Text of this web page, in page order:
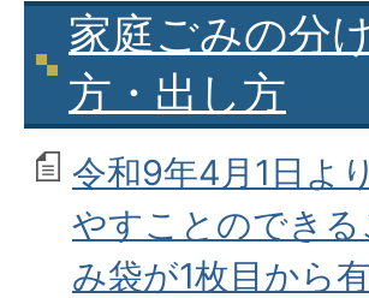
家庭ごみの分
方・出し方
令和9年4月1日よ
やすことのできる
み袋が1枚目から